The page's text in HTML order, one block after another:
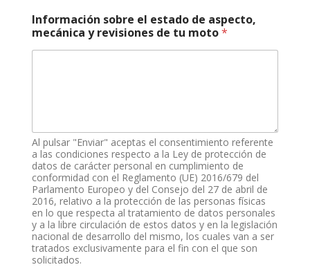
Información sobre el estado de aspecto,
mecánica y revisiones de tu moto*
Al pulsar "Enviar" aceptas el consentimiento referente
a las condiciones respecto a la Ley de protección de
datos de carácter personal en cumplimiento de
conformidad con el Reglamento (UE) 2016/679 del
Parlamento Europeo y del Consejo del 27 de abril de
2016, relativo a la protección de las personas físicas
en lo que respecta al tratamiento de datos personales
y a la libre circulación de estos datos y en la legislación
nacional de desarrollo del mismo, los cuales van a ser
tratados exclusivamente para el fin con el que son
solicitados.